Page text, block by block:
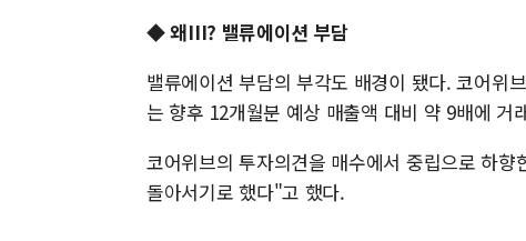
◆ 왜III? 밸류에이션 부담
밸류에이션 부담의 부각도 배경이 됐다. 코어위
는 향후 12개월분 예상 매출액 대비 약 9배에 거
코어위브의 투자의견을 매수에서 중립으로 하
돌아서기로 했다"고 했다.